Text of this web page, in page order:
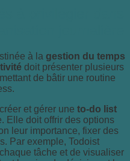
à la gestion du temps
doit présenter plusieurs
de bâtir une routine
et gérer une to-do list
Elle doit offrir des options
leur importance, fixer des
Par exemple, Todoist
tâche et de visualiser